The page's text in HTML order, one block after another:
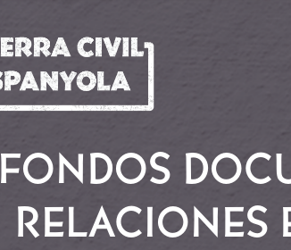
FONDOS
RELACIONES